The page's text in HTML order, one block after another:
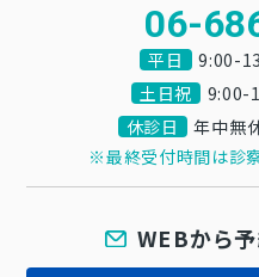
06-
平日
9:00-
土日祝
9:00-
休診日
年中無
※最終受付時間は診
WEBから